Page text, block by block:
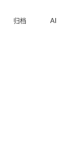
归档 AI